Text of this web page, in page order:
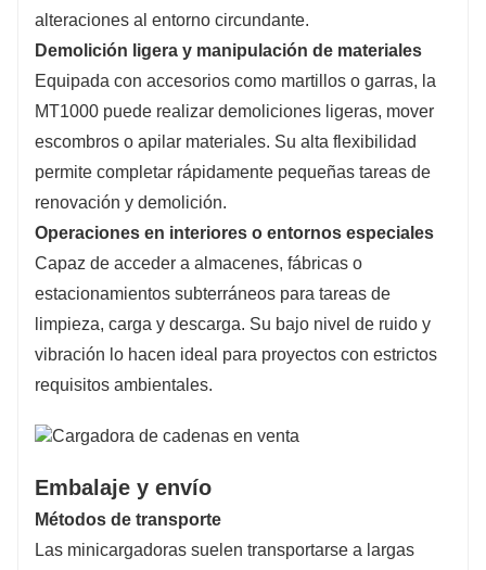
alteraciones al entorno circundante.
Demolición ligera y manipulación de materiales
Equipada con accesorios como martillos o garras, la
MT1000 puede realizar demoliciones ligeras, mover
escombros o apilar materiales. Su alta flexibilidad
permite completar rápidamente pequeñas tareas de
renovación y demolición.
Operaciones en interiores o entornos especiales
Capaz de acceder a almacenes, fábricas o
estacionamientos subterráneos para tareas de
limpieza, carga y descarga. Su bajo nivel de ruido y
vibración lo hacen ideal para proyectos con estrictos
requisitos ambientales.
Embalaje y envío
Métodos de transporte
Las minicargadoras suelen transportarse a largas